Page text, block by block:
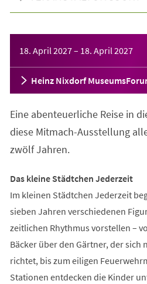
18. April 2027– 18. April 2027
Heinz Nixdorf
Eine abenteuerliche Reise in
diese Mitmach-Ausstellung
zwölf Jahren.
Das kleine Städtchen Jederzeit
Im kleinen Städtchen Jederzeit
sieben Jahren verschiedenen
zeitlichen Rhythmus vorstellen –
Bäcker über den Gärtner, der sich
richtet, bis zum eiligen
Stationen entdecken die Kinder